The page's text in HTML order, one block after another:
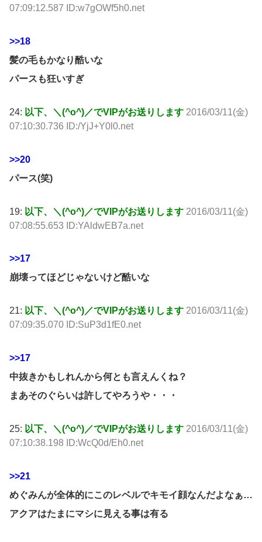
07:09:12.587 ID:w7gOWf5h0.net
>>18
髪の毛もかなり酷いな
パースも狂いすぎ
24: 以下、＼(^o^)／でVIPがお送りします 2016/03/11(金)
07:10:30.736 ID:/YjJ+Y0l0.net
>>20
パース(笑)
19: 以下、＼(^o^)／でVIPがお送りします 2016/03/11(金)
07:08:55.653 ID:YAldwEB7a.net
>>17
崩壊ってほどじゃないけど酷いな
21: 以下、＼(^o^)／でVIPがお送りします 2016/03/11(金)
07:09:35.070 ID:SuP3d1fE0.net
>>17
中抜きかもしれんから何とも言えんくね？
まあそのぐらいは許してやろうや・・・
25: 以下、＼(^o^)／でVIPがお送りします 2016/03/11(金)
07:10:38.198 ID:WcQ0d/Eh0.net
>>21
めぐみんが全体的にこのレベルでキモイ顔なんだよなぁ…
アクアはたまにマシに見える事は有る